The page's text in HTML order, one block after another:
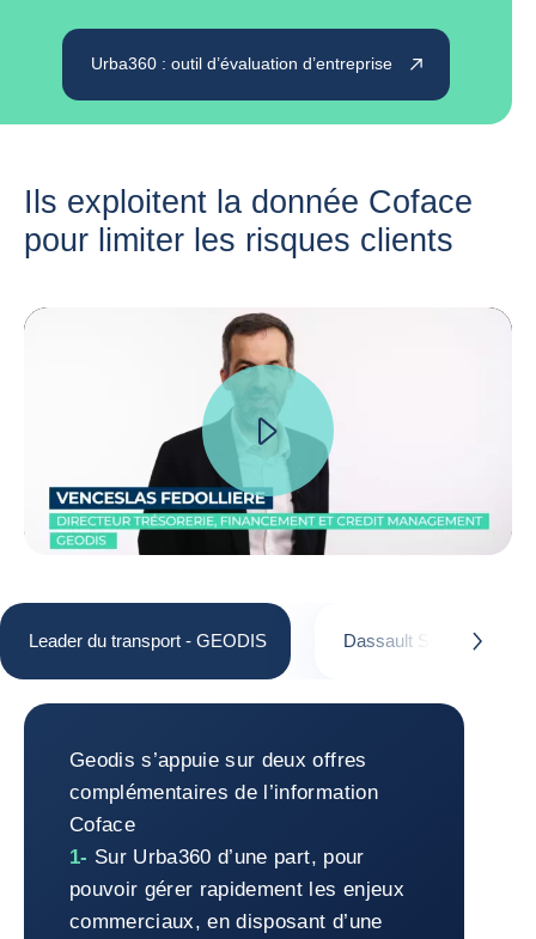
Urba360 : outil d’évaluation d’entreprise
Ils exploitent la donnée Coface
pour limiter les risques clients
Leader du transport - GEODIS Dassault Systèmes
button.next
Leader du transport - GEODIS
Geodis s’appuie sur deux offres
complémentaires de l’information
Coface
1- Sur Urba360 d’une part, pour
pouvoir gérer rapidement les enjeux
commerciaux, en disposant d’une